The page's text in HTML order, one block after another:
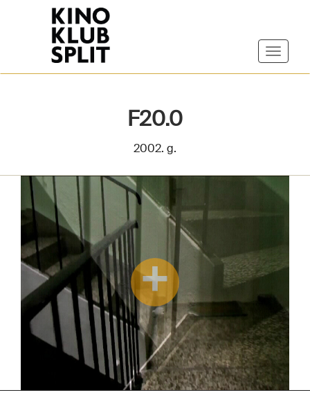
F20.0
2002. g.